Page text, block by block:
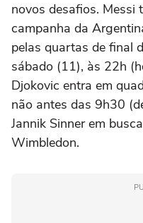
novos desafios. Messi
campanha da
pelas quartas de final
sábado (11), às 22h
Djokovic entra em
não antes das 9h30
Jannik Sinner em
Wimbledon.